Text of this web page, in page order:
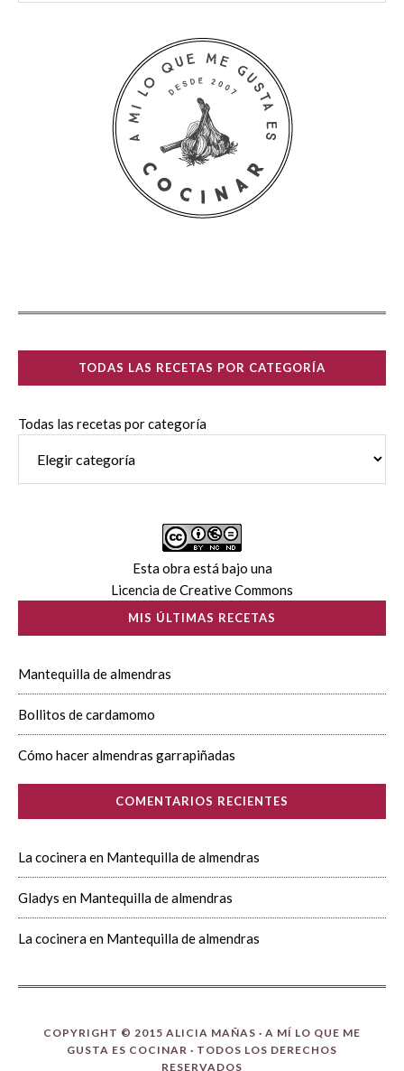
TODAS LAS RECETAS POR CATEGORÍA
Todas las recetas por categoría
Esta obra está bajo una
Licencia de Creative Commons
MIS ÚLTIMAS RECETAS
Mantequilla de almendras
Bollitos de cardamomo
Cómo hacer almendras garrapiñadas
COMENTARIOS RECIENTES
La cocineraen Mantequilla de almendras
Gladys en Mantequilla de almendras
La cocineraen Mantequilla de almendras
COPYRIGHT © 2015 ALICIA MAÑAS · A MÍ LO QUE ME
GUSTA ES COCINAR · TODOS LOS DERECHOS
RESERVADOS